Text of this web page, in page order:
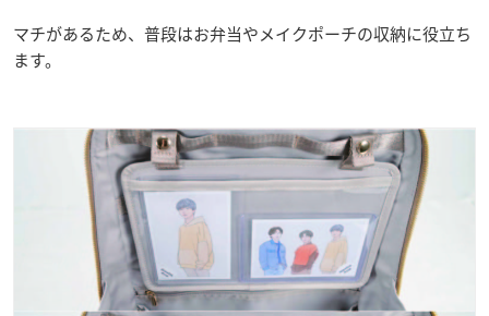
マチがあるため、普段はお弁当やメイクポーチの収納に役立ち
ます。